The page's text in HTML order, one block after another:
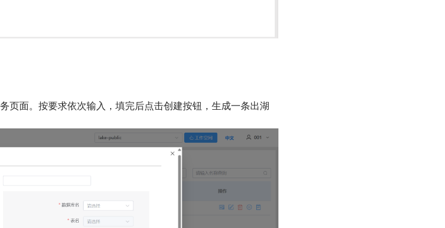
页面。按要求依次输入，填完后点击创建按钮，生成一条出湖